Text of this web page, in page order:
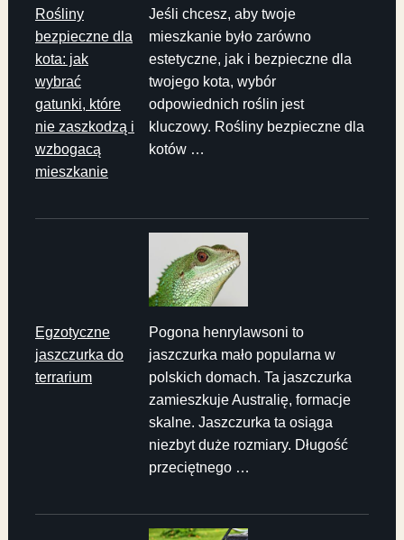
Rośliny
bezpieczne dla
kota: jak
wybrać
gatunki, które
nie zaszkodzą i
wzbogacą
mieszkanie
Jeśli chcesz, aby twoje
mieszkanie było zarówno
estetyczne, jak i bezpieczne dla
twojego kota, wybór
odpowiednich roślin jest
kluczowy. Rośliny bezpieczne dla
kotów …
Egzotyczne
jaszczurka do
terrarium
Pogona henrylawsoni to
jaszczurka mało popularna w
polskich domach. Ta jaszczurka
zamieszkuje Australię, formacje
skalne. Jaszczurka ta osiąga
niezbyt duże rozmiary. Długość
przeciętnego …